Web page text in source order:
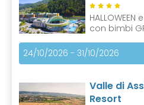
HALLOWEEN
con bimbi
24/10/2026 - 31/10/2026
Valle di
Resort